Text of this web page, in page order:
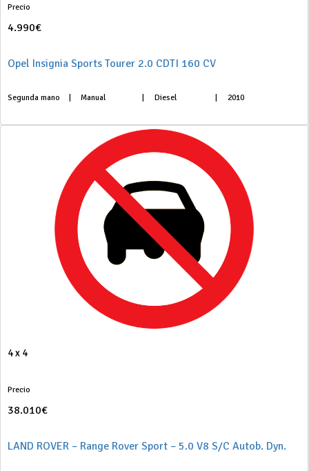
Precio
4.990€
Opel Insignia Sports Tourer 2.0 CDTI 160 CV
Segunda mano Manual Diesel 2010
4 x 4
Precio
38.010€
LAND ROVER – Range Rover Sport – 5.0 V8 S/C Autob. Dyn.